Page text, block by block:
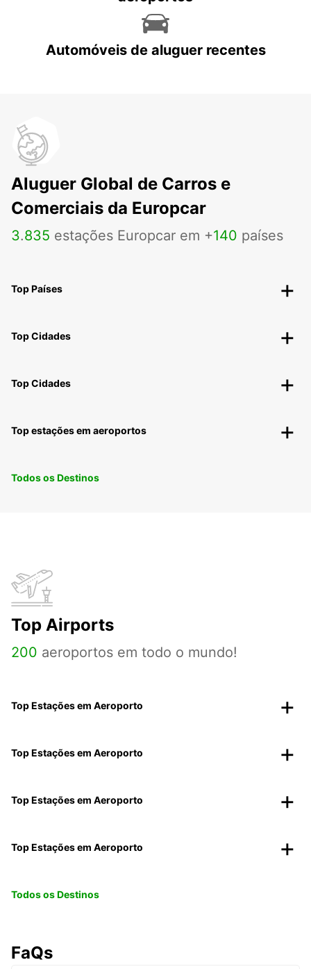
Automóveis de aluguer recentes
Aluguer Global de Carros e
Comerciais da Europcar
3.835 estações Europcar em +140 países
Top Países
Top Cidades
Top Cidades
Top estações em aeroportos
Todos os Destinos
Top Airports
200 aeroportos em todo o mundo!
Top Estações em Aeroporto
Top Estações em Aeroporto
Top Estações em Aeroporto
Top Estações em Aeroporto
Todos os Destinos
FaQs